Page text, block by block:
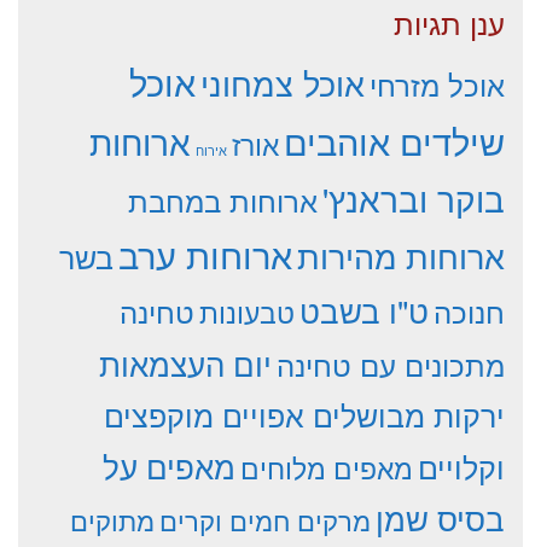
ענן תגיות
אוכל מזרחיאוכל צמחוניאוכל
שילדים אוהביםאורז אירוח ארוחות
בוקר ובראנץ'ארוחות במחבת
ארוחות מהירותארוחות ערבבשר
חנוכהט"ו בשבט טבעונותטחינה
מתכונים עם טחינה יום העצמאות
ירקות מבושלים אפויים מוקפצים
וקלויים מאפים מלוחים מאפים על
בסיס שמן מרקים חמים וקריםמתוקים